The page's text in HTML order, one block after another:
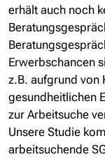
erhält auch noch
Erwerbschancen
z.B. aufgrund von
gesundheitlichen
zur Arbeitsuche
Unsere Studie
arbeitsuchende